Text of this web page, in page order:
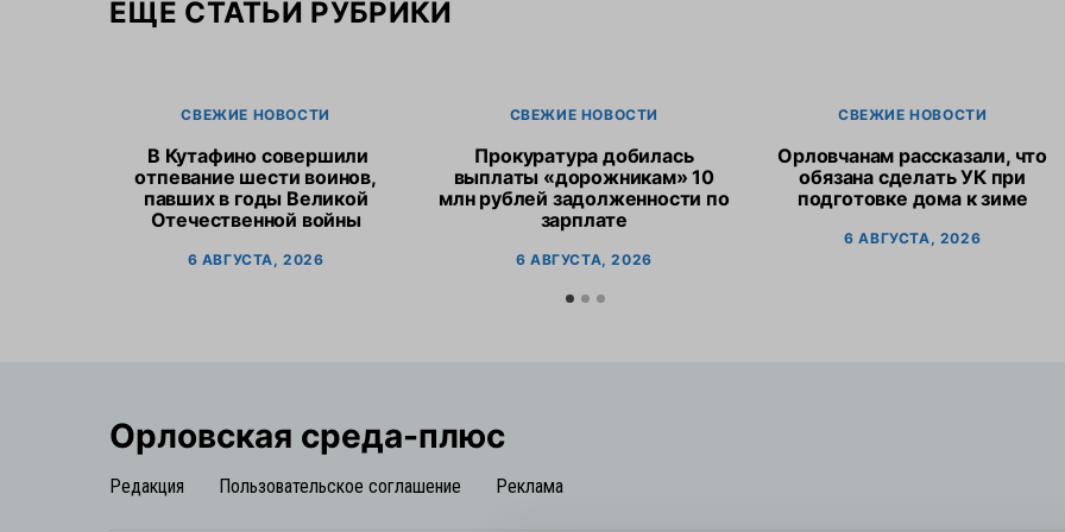
ЕЩЕ СТАТЬИ РУБРИКИ
СВЕЖИЕ НОВОСТИ
В Кутафино совершили
отпевание шести воинов,
павших в годы Великой
Отечественной войны
6 АВГУСТА, 2026
СВЕЖИЕ НОВОСТИ
Прокуратура добилась
выплаты «дорожникам» 10
млн рублей задолженности по
зарплате
6 АВГУСТА, 2026
СВЕЖИЕ НОВОСТИ
Орловчанам рассказали, что
обязана сделать УК при
подготовке дома к зиме
6 АВГУСТА, 2026
Орловская cреда-плюс
Редакция Пользовательское соглашение Реклама